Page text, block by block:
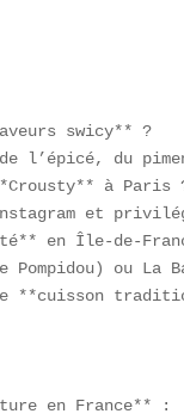
swicy** ?
l’épicé, du
à
et
en Île-de-
Pompidou) ou La
**cuisson
en France** :